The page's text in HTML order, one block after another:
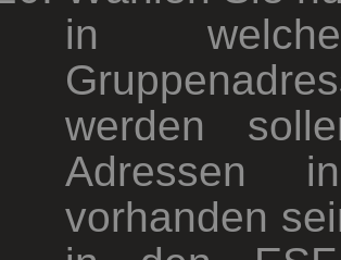
in
werden
Adressen in
vorhanden